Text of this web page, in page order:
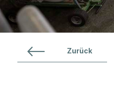
07.30 - 12:00 Uhr
13:15 - 17:30 Uhr
für Sie da:
08:00 - 12:00 Uhr
Zurück